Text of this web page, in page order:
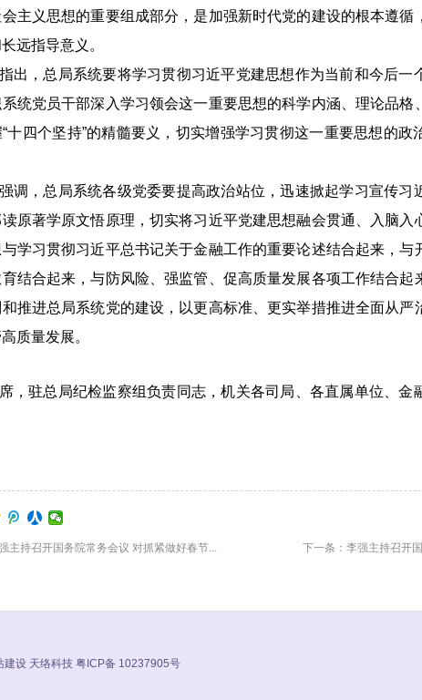
会主义思想的重要组成部分，是加强新时代党的建设的根本遵循
远指导意义。
出，总局系统要将学习贯彻习近平党建思想作为当前和今后一
统党员干部深入学习领会这一重要思想的科学内涵、理论品格
十四个坚持”的精髓要义，切实增强学习贯彻这一重要思想的政
调，总局系统各级党委要提高政治站位，迅速掀起学习宣传习
原著学原文悟原理，切实将习近平党建思想融会贯通、入脑入
学习贯彻习近平总书记关于金融工作的重要论述结合起来，与
结合起来，与防风险、强监管、促高质量发展各项工作结合起
推进总局系统党的建设，以更高标准、更实举措推进全面从严
质量发展。
，驻总局纪检监察组负责同志，机关各司局、各直属单位、金
主持召开国务院常务会议 对抓紧做好春节... 下一条：李强主持召开
建设 天络科技 粤ICP备 10237905号